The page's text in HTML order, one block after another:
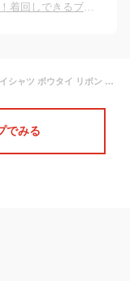
春からの大学の通学コーデにもう困らない！着回しできるブラウス、シャツのおすすめは？
ブラウス レディース 長袖 ワイシャツ ボウタイ リボン シャツ トップス ワイシャツ 無地 シンプル シフォン オフィス フォーマル blouse おしゃれ PHFUYUメーカー直営＆品質保証
でみる